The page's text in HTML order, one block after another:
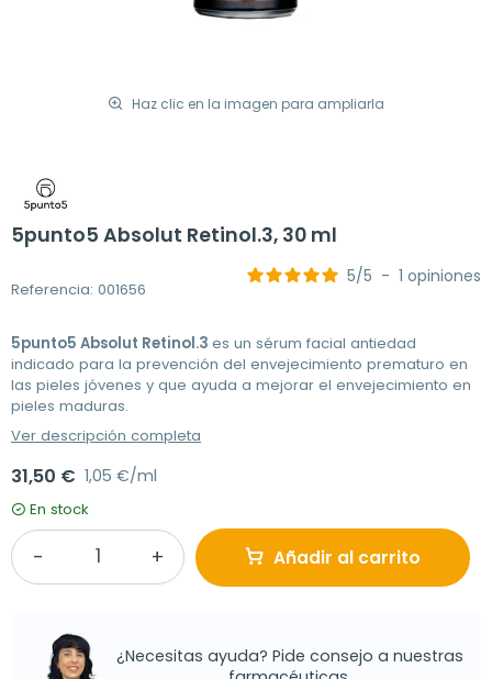
Haz clic en la imagen para ampliarla
5punto5 Absolut Retinol.3, 30 ml
Referencia: 001656
5/5 - 1 opiniones
5punto5 Absolut Retinol.3 es un sérum facial antiedad
indicado para la prevención del envejecimiento prematuro en
las pieles jóvenes y que ayuda a mejorar el envejecimiento en
pieles maduras.
Ver descripción completa
31,50 € 1,05 €/ml
En stock
Añadir al carrito
¿Necesitas ayuda? Pide consejo a nuestras